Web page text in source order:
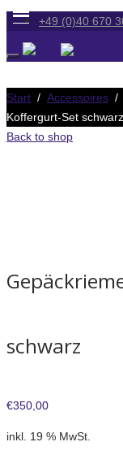
+49 (0)40 670
Start / Accessoires /
Koffergurt-Set schwarz
Back to shop
schwarz
€350,00
inkl. 19 % MwSt.